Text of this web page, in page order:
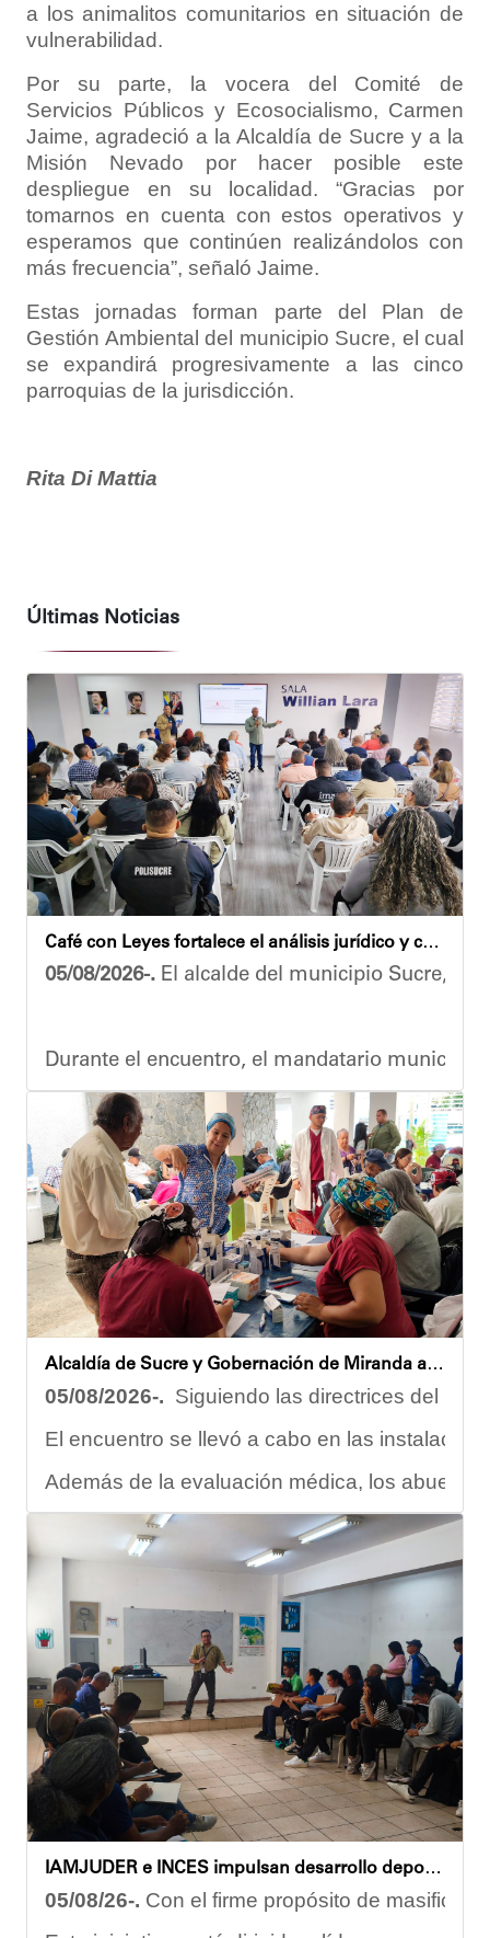
a los animalitos comunitarios en situación de
vulnerabilidad.
Por su parte, la vocera del Comité de
Servicios Públicos y Ecosocialismo, Carmen
Jaime, agradeció a la Alcaldía de Sucre y a la
Misión Nevado por hacer posible este
despliegue en su localidad. “Gracias por
tomarnos en cuenta con estos operativos y
esperamos que continúen realizándolos con
más frecuencia”, señaló Jaime.
Estas jornadas forman parte del Plan de
Gestión Ambiental del municipio Sucre, el cual
se expandirá progresivamente a las cinco
parroquias de la jurisdicción.
Rita Di Mattia
Últimas Noticias
Café con Leyes fortalece el análisis jurídico y constitucional en el municipio Sucre
05/08/2026-. El alcalde del municipio Sucre,
Durante el encuentro, el mandatario
Vladimir Blanco, abogado y participante
El programa "Café con Leyes" se consolida
Oskarina Rosso. Alcaldía de Sucre y Gobernación de Miranda atendieron a más de 100 adultos mayores en Petare
05/08/2026-. Siguiendo las directrices del
El encuentro se llevó a cabo en las
Además de la evaluación médica, los abuelos
Carmen Herrera, integrante activa de esta
“Tengo una excelente atención por parte del
Gracias al trabajo articulado de un equipo
Anyelimar Sierra.
IAMJUDER e INCES impulsan desarrollo deportivo con nuevos talleres de formación para promotores
05/08/26-. Con el firme propósito de masificar